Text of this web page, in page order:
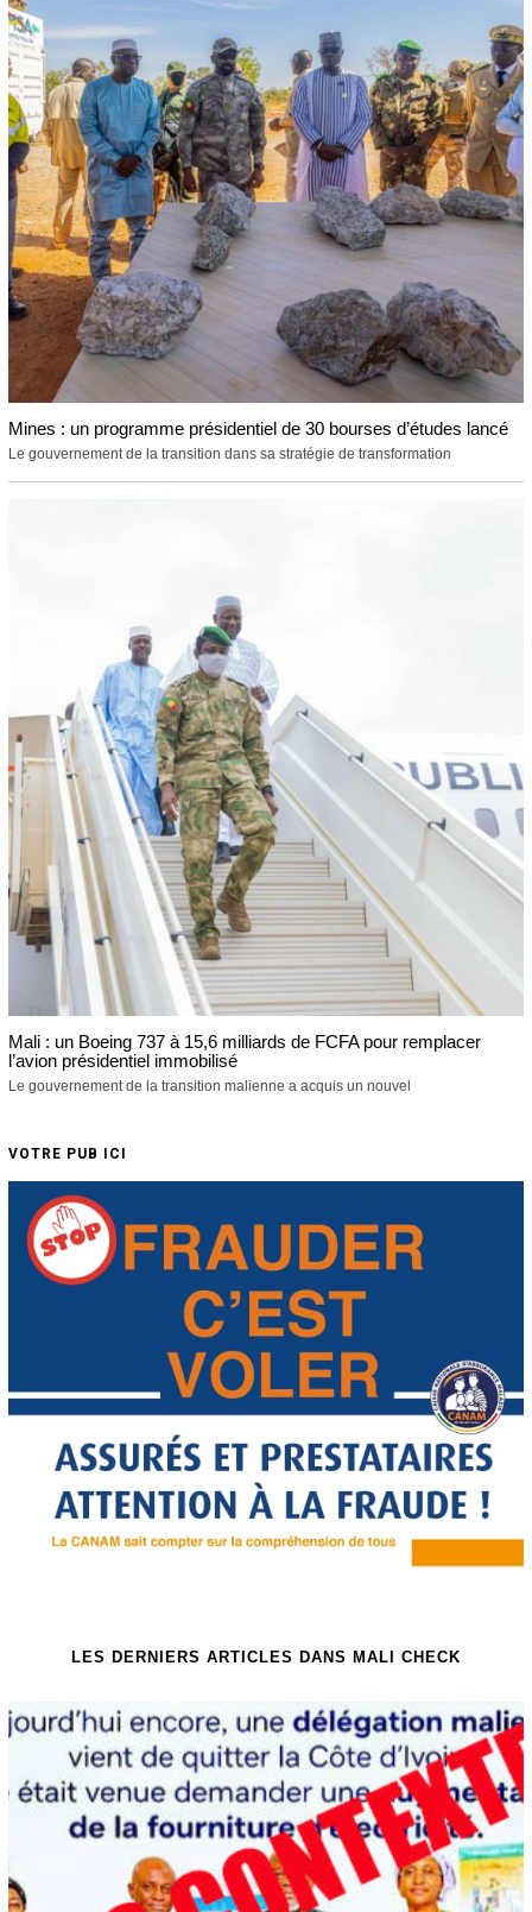
Mines : un programme présidentiel de 30 bourses d’études lancé
Le gouvernement de la transition dans sa stratégie de transformation
Mali : un Boeing 737 à 15,6 milliards de FCFA pour remplacer
l’avion présidentiel immobilisé
Le gouvernement de la transition malienne a acquis un nouvel
VOTRE PUB ICI
LES DERNIERS ARTICLES DANS MALI CHECK